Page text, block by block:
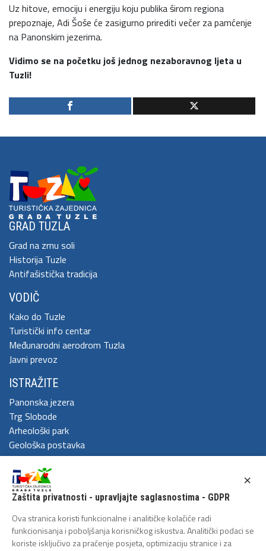
Uz hitove, emociju i energiju koju publika širom regiona
prepoznaje, Adi Šoše će zasigurno prirediti večer za pamćenje
na Panonskim jezerima.
Vidimo se na početku još jednog nezaboravnog ljeta u
Tuzli!
GRAD TUZLA
Grad na zrnu soli
Historija Tuzle
Antifašistička tradicija
VODIČ
Kako do Tuzle
Turistički info centar
Međunarodni aerodrom Tuzla
Javni prevoz
ISTRAŽITE
Panonska jezera
Trg Slobode
Arheološki park
Geološka postavka
DOŽIVITE
Festival Kaleidoskop
Cum Grano Salis
Ljeto u Tuzli
Tuzlanski polumaraton
Tuzlanska biciklijada
Zaštita privatnosti - upravljajte saglasnostima - GDPR
×
Ova stranica koristi funkcionalne i analitičke kolačiće radi
funkcionisanja i poboljšanja korisničkog iskustva. Analitički podaci se
koriste isključivo za praćenje posjeta, optimizaciju stranice i za